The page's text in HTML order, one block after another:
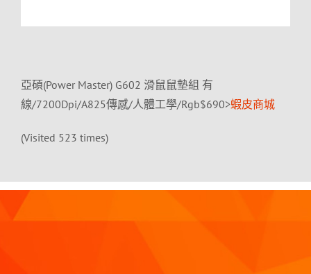
亞碩(Power Master) G602 滑鼠鼠墊組 有
線/7200Dpi/A825傳感/人體工學/Rgb$690>蝦皮商城
(Visited 523 times)